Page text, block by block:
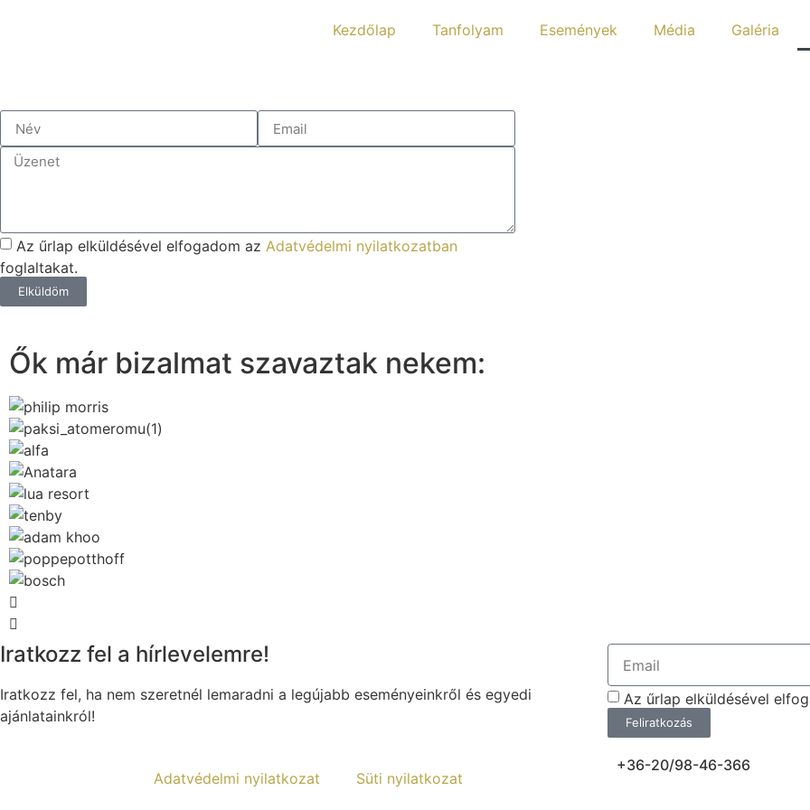
Kezdőlap Tanfolyam Események Média Galéria
Az űrlap elküldésével elfogadom az Adatvédelmi nyilatkozatban
foglaltakat.
Elküldöm
Ők már bizalmat szavaztak nekem:
Iratkozz fel a hírlevelemre!
Iratkozz fel, ha nem szeretnél lemaradni a legújabb eseményeinkről és egyedi
ajánlatainkról!
Az űrlap elküldésével
Feliratkozás
Adatvédelmi nyilatkozat Süti nyilatkozat
+36-20/98-46-366